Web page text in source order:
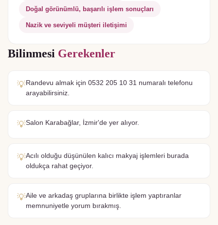
Doğal görünümlü, başarılı işlem sonuçları
Nazik ve seviyeli müşteri iletişimi
Bilinmesi Gerekenler
💡Randevu almak için 0532 205 10 31 numaralı telefonu
arayabilirsiniz.
💡Salon Karabağlar, İzmir'de yer alıyor.
💡Acılı olduğu düşünülen kalıcı makyaj işlemleri burada
oldukça rahat geçiyor.
💡Aile ve arkadaş gruplarına birlikte işlem yaptıranlar
memnuniyetle yorum bırakmış.